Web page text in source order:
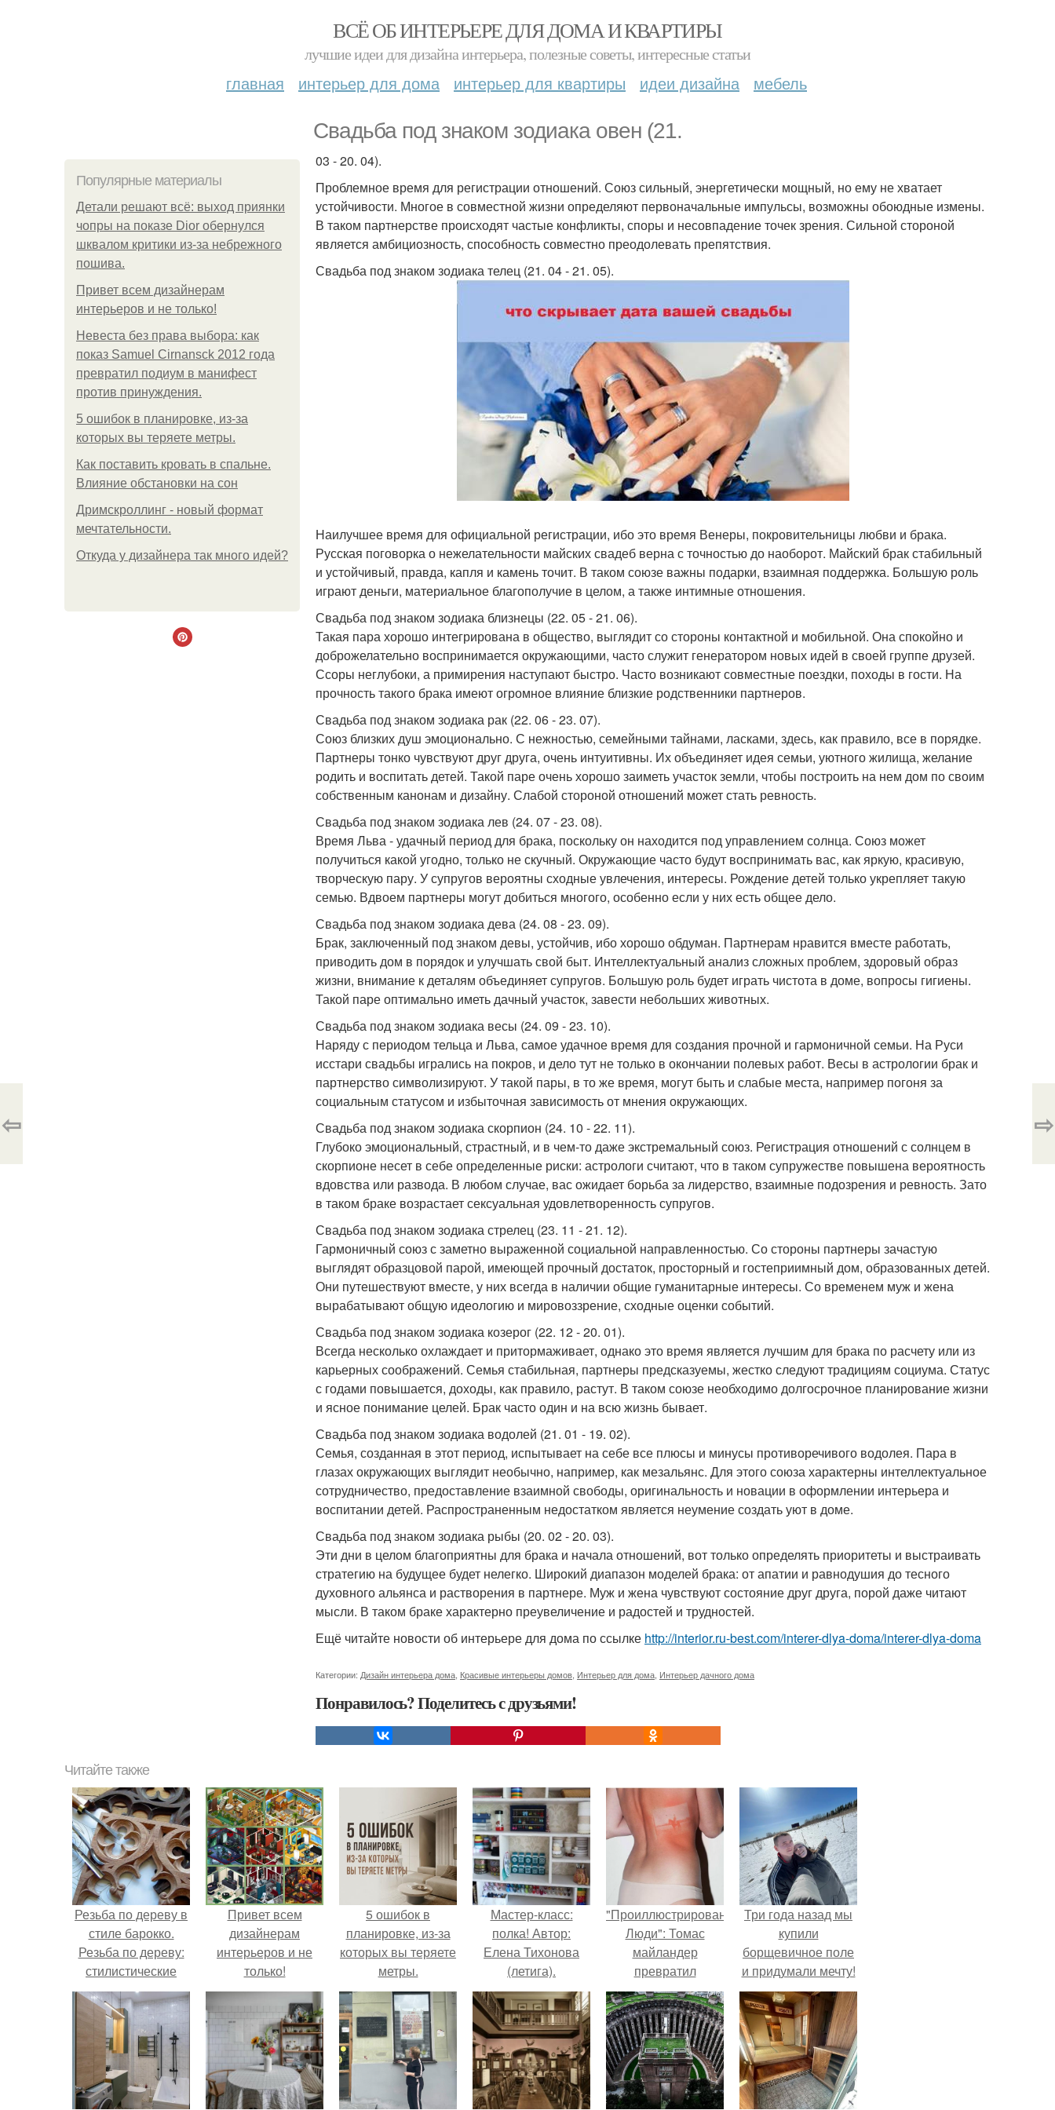
ВСЁ ОБ ИНТЕРЬЕРЕ ДЛЯ ДОМА И КВАРТИРЫ
лучшие идеи для дизайна интерьера, полезные советы, интересные статьи
главная интерьер для дома интерьер для квартиры идеи дизайна мебель
Свадьба под знаком зодиака овен (21.
Популярные материалы
Детали решают всё: выход приянки
чопры на показе Dior обернулся
шквалом критики из-за небрежного
пошива.
Привет всем дизайнерам
интерьеров и не только!
Невеста без права выбора: как
показ Samuel Cirnansck 2012 года
превратил подиум в манифест
против принуждения.
5 ошибок в планировке, из-за
которых вы теряете метры.
Как поставить кровать в спальне.
Влияние обстановки на сон
Дримскроллинг - новый формат
мечтательности.
Откуда у дизайнера так много идей?
03 - 20. 04).
Проблемное время для регистрации отношений. Союз сильный, энергетически мощный, но ему не хватает
устойчивости. Многое в совместной жизни определяют первоначальные импульсы, возможны обоюдные измены.
В таком партнерстве происходят частые конфликты, споры и несовпадение точек зрения. Сильной стороной
является амбициозность, способность совместно преодолевать препятствия.
Свадьба под знаком зодиака телец (21. 04 - 21. 05).
Наилучшее время для официальной регистрации, ибо это время Венеры, покровительницы любви и брака.
Русская поговорка о нежелательности майских свадеб верна с точностью до наоборот. Майский брак стабильный
и устойчивый, правда, капля и камень точит. В таком союзе важны подарки, взаимная поддержка. Большую роль
играют деньги, материальное благополучие в целом, а также интимные отношения.
Свадьба под знаком зодиака близнецы (22. 05 - 21. 06).
Такая пара хорошо интегрирована в общество, выглядит со стороны контактной и мобильной. Она спокойно и
доброжелательно воспринимается окружающими, часто служит генератором новых идей в своей группе друзей.
Ссоры неглубоки, а примирения наступают быстро. Часто возникают совместные поездки, походы в гости. На
прочность такого брака имеют огромное влияние близкие родственники партнеров.
Свадьба под знаком зодиака рак (22. 06 - 23. 07).
Союз близких душ эмоционально. С нежностью, семейными тайнами, ласками, здесь, как правило, все в порядке.
Партнеры тонко чувствуют друг друга, очень интуитивны. Их объединяет идея семьи, уютного жилища, желание
родить и воспитать детей. Такой паре очень хорошо заиметь участок земли, чтобы построить на нем дом по своим
собственным канонам и дизайну. Слабой стороной отношений может стать ревность.
Свадьба под знаком зодиака лев (24. 07 - 23. 08).
Время Льва - удачный период для брака, поскольку он находится под управлением солнца. Союз может
получиться какой угодно, только не скучный. Окружающие часто будут воспринимать вас, как яркую, красивую,
творческую пару. У супругов вероятны сходные увлечения, интересы. Рождение детей только укрепляет такую
семью. Вдвоем партнеры могут добиться многого, особенно если у них есть общее дело.
Свадьба под знаком зодиака дева (24. 08 - 23. 09).
Брак, заключенный под знаком девы, устойчив, ибо хорошо обдуман. Партнерам нравится вместе работать,
приводить дом в порядок и улучшать свой быт. Интеллектуальный анализ сложных проблем, здоровый образ
жизни, внимание к деталям объединяет супругов. Большую роль будет играть чистота в доме, вопросы гигиены.
Такой паре оптимально иметь дачный участок, завести небольших животных.
Свадьба под знаком зодиака весы (24. 09 - 23. 10).
Наряду с периодом тельца и Льва, самое удачное время для создания прочной и гармоничной семьи. На Руси
исстари свадьбы игрались на покров, и дело тут не только в окончании полевых работ. Весы в астрологии брак и
партнерство символизируют. У такой пары, в то же время, могут быть и слабые места, например погоня за
социальным статусом и избыточная зависимость от мнения окружающих.
Свадьба под знаком зодиака скорпион (24. 10 - 22. 11).
Глубоко эмоциональный, страстный, и в чем-то даже экстремальный союз. Регистрация отношений с солнцем в
скорпионе несет в себе определенные риски: астрологи считают, что в таком супружестве повышена вероятность
вдовства или развода. В любом случае, вас ожидает борьба за лидерство, взаимные подозрения и ревность. Зато
в таком браке возрастает сексуальная удовлетворенность супругов.
Свадьба под знаком зодиака стрелец (23. 11 - 21. 12).
Гармоничный союз с заметно выраженной социальной направленностью. Со стороны партнеры зачастую
выглядят образцовой парой, имеющей прочный достаток, просторный и гостеприимный дом, образованных детей.
Они путешествуют вместе, у них всегда в наличии общие гуманитарные интересы. Со временем муж и жена
вырабатывают общую идеологию и мировоззрение, сходные оценки событий.
Свадьба под знаком зодиака козерог (22. 12 - 20. 01).
Всегда несколько охлаждает и притормаживает, однако это время является лучшим для брака по расчету или из
карьерных соображений. Семья стабильная, партнеры предсказуемы, жестко следуют традициям социума. Статус
с годами повышается, доходы, как правило, растут. В таком союзе необходимо долгосрочное планирование жизни
и ясное понимание целей. Брак часто один и на всю жизнь бывает.
Свадьба под знаком зодиака водолей (21. 01 - 19. 02).
Семья, созданная в этот период, испытывает на себе все плюсы и минусы противоречивого водолея. Пара в
глазах окружающих выглядит необычно, например, как мезальянс. Для этого союза характерны интеллектуальное
сотрудничество, предоставление взаимной свободы, оригинальность и новации в оформлении интерьера и
воспитании детей. Распространенным недостатком является неумение создать уют в доме.
Свадьба под знаком зодиака рыбы (20. 02 - 20. 03).
Эти дни в целом благоприятны для брака и начала отношений, вот только определять приоритеты и выстраивать
стратегию на будущее будет нелегко. Широкий диапазон моделей брака: от апатии и равнодушия до тесного
духовного альянса и растворения в партнере. Муж и жена чувствуют состояние друг друга, порой даже читают
мысли. В таком браке характерно преувеличение и радостей и трудностей.
Ещё читайте новости об интерьере для дома по ссылке http://interior.ru-best.com/interer-dlya-doma/interer-dlya-doma
Категории: Дизайн интерьера дома Красивые интерьеры домов Интерьер для дома Интерьер дачного дома
Понравилось? Поделитесь с друзьями!
⇦ ⇨
Читайте также
Резьба по дереву в
стиле барокко.
Резьба по дереву:
стилистические
направления и
характерные узоры.
Привет всем
дизайнерам
интерьеров и не
только!
5 ошибок в
планировке, из-за
которых вы теряете
метры.
Мастер-класс:
полка! Автор:
Елена Тихонова
(летига).
"Проиллюстрированные
Люди": Томас
майландер
превратил
солнечные ожоги в
арт - объект.
Три года назад мы
купили
борщевичное поле
и придумали мечту!